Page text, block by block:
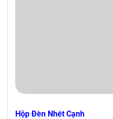
Hộp Đèn Nhét Cạnh